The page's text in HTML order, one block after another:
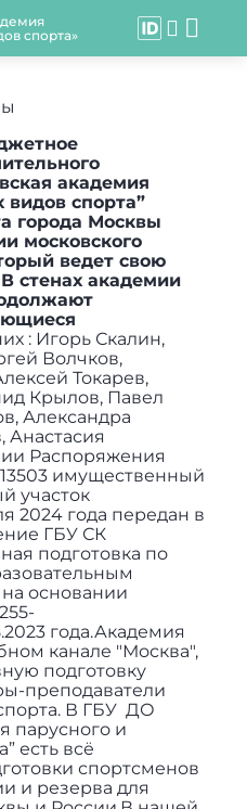
спорта»
академия
видов спорта”
города Москвы
московского
ведет свою
В стенах академии
: Игорь Скалин,
Волчков,
Токарев,
Крылов, Павел
Александра
Анастасия
Распоряжения
имущественный
участок
2024 года передан в
ГБУ СК
подготовка по
основании
года.Академия
канале "Москва",
подготовку
преподаватели
В ГБУ ДО
парусного и
есть всё
спортсменов
и резерва для